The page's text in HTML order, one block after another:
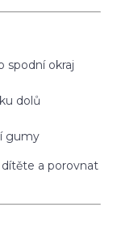
spodní okraj
dolů
gumy
a porovnat